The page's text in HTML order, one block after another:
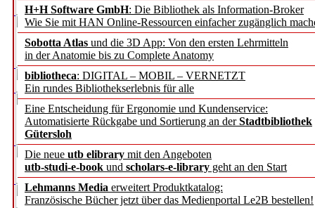
H+H Software GmbH: Die Bibliothek als Information-Broker
Wie Sie mit HAN Online-Ressourcen einfacher zugänglich
Sobotta Atlas und die 3D App: Von den ersten Lehrmitteln
in der Anatomie bis zu Complete Anatomy
bibliotheca: DIGITAL – MOBIL – VERNETZT
Ein rundes Bibliothekserlebnis für alle
Eine Entscheidung für Ergonomie und Kundenservice:
Automatisierte Rückgabe und Sortierung an derStadtbibliothek
Gütersloh
Die neue utb elibrary mit den Angeboten
utb-studi-e-book und scholars-e-library geht an den Start
Lehmanns Media erweitert Produktkatalog:
Französische Bücher jetzt über das Medienportal Le2B bestellen!